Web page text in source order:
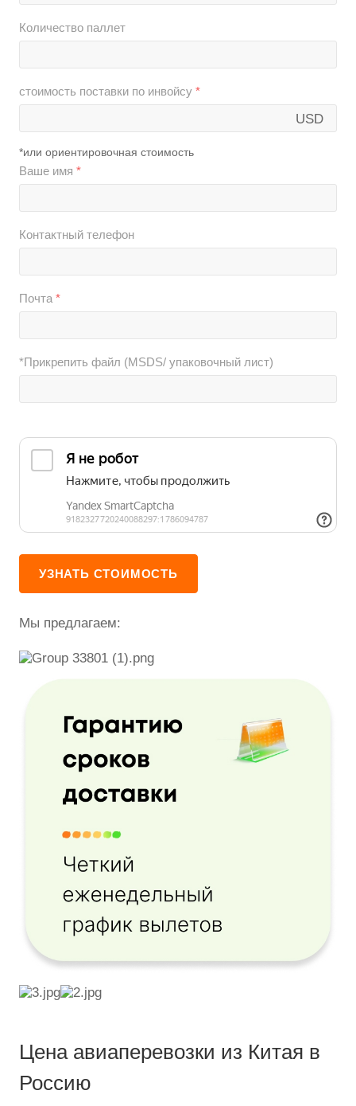
Количество паллет
стоимость поставки по инвойсу *
USD
*или ориентировочная стоимость
Ваше имя *
Контактный телефон
Почта *
*Прикрепить файл (MSDS/ упаковочный лист)
Мы предлагаем:
Цена авиаперевозки из Китая в
Россию